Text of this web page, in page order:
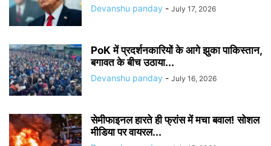
Devanshu panday - July 17, 2026
PoK में प्रदर्शनकारियों के आगे झुका पाकिस्तान,
बगावत के बीच उठाया...
Devanshu panday - July 16, 2026
सेमीफाइनल हारते ही फ्रांस में मचा बवाल! सोशल
मीडिया पर वायरल...